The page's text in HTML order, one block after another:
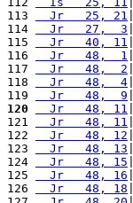
113
  Jr   25, 21
114
  Jr   27,  3
115
  Jr   40, 11
116
  Jr   48,  1
117
  Jr   48,  2
118
  Jr   48,  4
119
  Jr   48,  9
120
  Jr   48, 11
121
  Jr   48, 11
122
  Jr   48, 12
123
  Jr   48, 13
124
  Jr   48, 15
125
  Jr   48, 16
126
  Jr   48, 18